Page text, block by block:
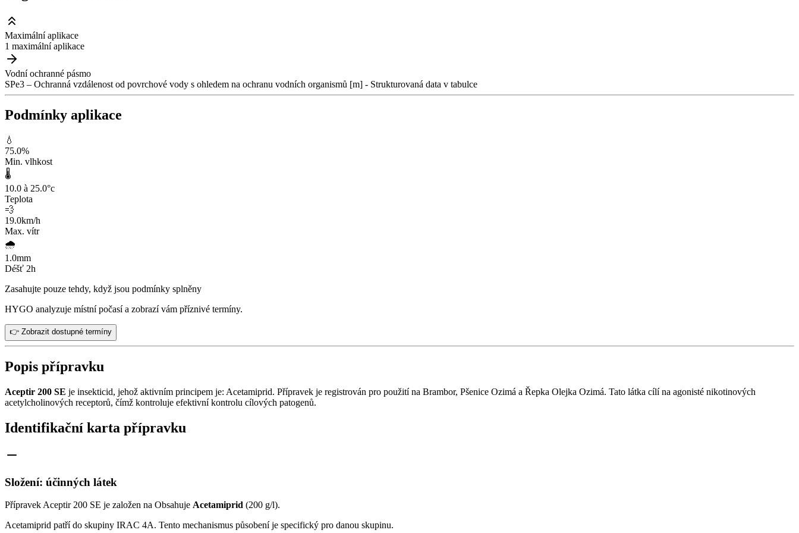
Maximální aplikace
1 maximální aplikace
Vodní ochranné pásmo
SPe3 – Ochranná vzdálenost od povrchové vody s ohledem na ochranu vodních organismů [m] - Strukturovaná data v tabulce
Podmínky aplikace
💧
75.0%
Min. vlhkost
🌡️
10.0 à 25.0°c
Teplota
💨
19.0km/h
Max. vítr
🌧️
1.0mm
Déšť 2h
Zasahujte pouze tehdy, když jsou podmínky splněny
HYGO analyzuje místní počasí a zobrazí vám příznivé termíny.
👉 Zobrazit dostupné termíny
Popis přípravku
Aceptir 200 SE je insekticid, jehož aktivním principem je: Acetamiprid. Přípravek je registrován pro použití na Brambor, Pšenice Ozimá a Řepka Olejka Ozimá. Tato látka cílí na agonisté nikotinových
acetylcholinových receptorů, čímž kontroluje efektivní kontrolu cílových patogenů.
Identifikační karta přípravku
Složení: účinných látek
Přípravek Aceptir 200 SE je založen na Obsahuje Acetamiprid (200 g/l).
Acetamiprid patří do skupiny IRAC 4A. Tento mechanismus působení je specifický pro danou skupinu.